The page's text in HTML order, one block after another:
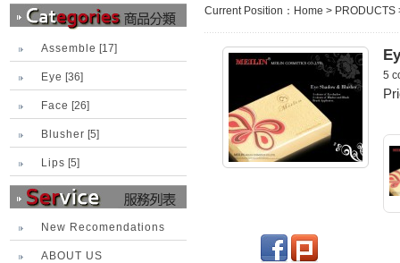
Assemble [17]
Eye [36]
Face [26]
Blusher [5]
Lips [5]
New Recomendations
ABOUT US
Current Position： Home > PRODUCTS
5